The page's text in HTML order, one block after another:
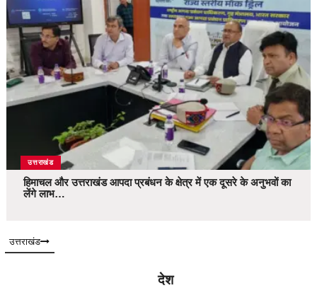
उत्तराखंड
हिमाचल और उत्तराखंड आपदा प्रबंधन के क्षेत्र में एक दूसरे के अनुभवों का
लेंगे लाभ…
उत्तराखंड
देश